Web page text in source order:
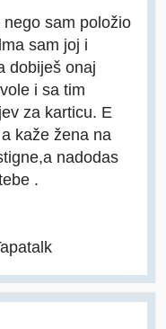
sam položio
sam joj i
dobiješ onaj
i sa tim
za karticu. E
kaže žena na
nadodas
.